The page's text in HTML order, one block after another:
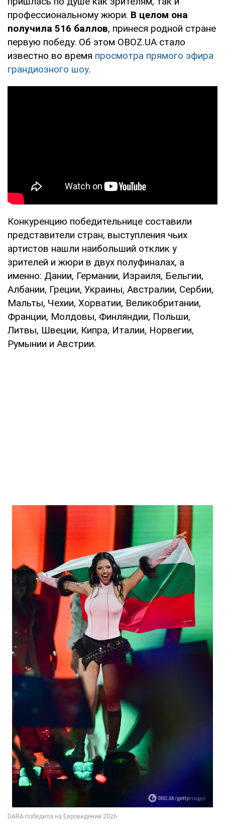
профессиональному жюри. В целом она
получила 516 баллов, принеся родной стране
первую победу. Об этом OBOZ.UA стало
известно во время просмотра прямого эфира
грандиозного шоу.
Конкуренцию победительнице составили
представители стран, выступления чьих
артистов нашли наибольший отклик у
зрителей и жюри в двух полуфиналах, а
именно: Дании, Германии, Израиля, Бельгии,
Албании, Греции, Украины, Австралии, Сербии,
Мальты, Чехии, Хорватии, Великобритании,
Франции, Молдовы, Финляндии, Польши,
Литвы, Швеции, Кипра, Италии, Норвегии,
Румынии и Австрии.